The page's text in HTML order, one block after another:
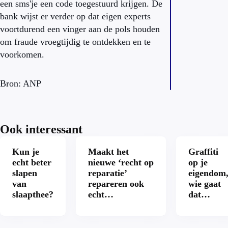
een sms'je een code toegestuurd krijgen. De
bank wijst er verder op dat eigen experts
voortdurend een vinger aan de pols houden
om fraude vroegtijdig te ontdekken en te
voorkomen.
Bron: ANP
Ook interessant
Kun je
echt beter
slapen
van
slaapthee?
Maakt het
nieuwe ‘recht op
reparatie’
repareren ook
echt
Graffiti
op je
eigendom,
wie gaat
dat